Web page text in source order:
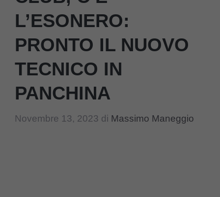
L’ESONERO:
PRONTO IL NUOVO
TECNICO IN
PANCHINA
Novembre 13, 2023 di Massimo Maneggio